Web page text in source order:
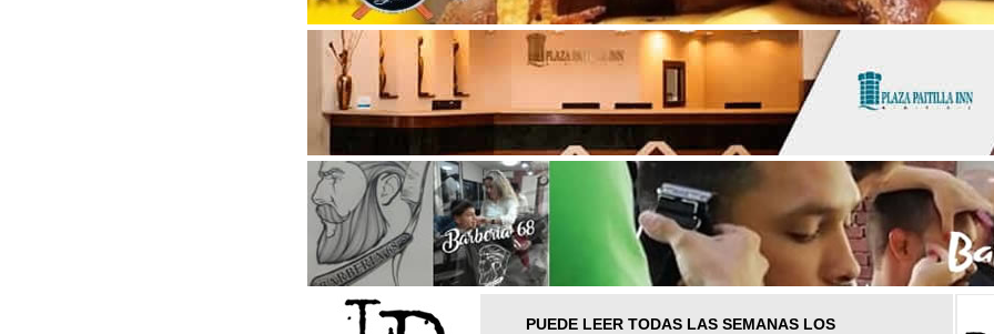
PUEDE LEER TODAS LAS SEMANAS LOS